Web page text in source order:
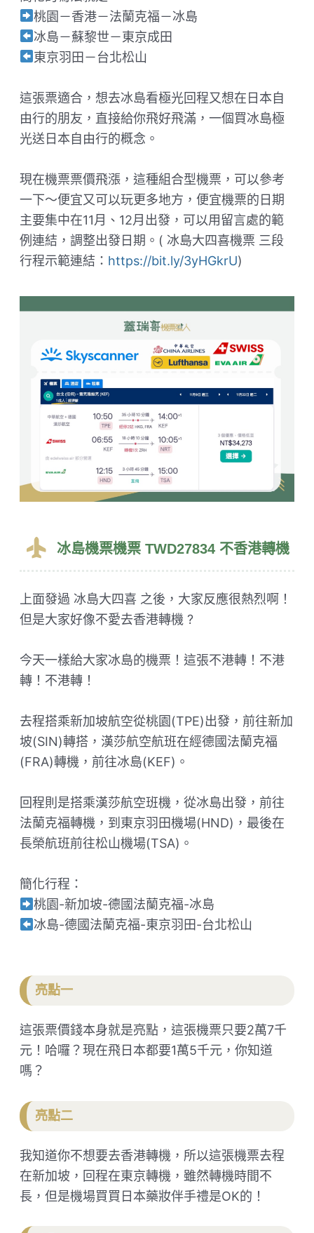
桃園－香港－法蘭克福－冰島
冰島－蘇黎世－東京成田
東京羽田－台北松山
這張票適合，想去冰島看極光回程又想在日本自
由行的朋友，直接給你飛好飛滿，一個買冰島極
光送日本自由行的概念。
現在機票票價飛漲，這種組合型機票，可以參考
一下～便宜又可以玩更多地方，便宜機票的日期
主要集中在11月、12月出發，可以用留言處的範
例連結，調整出發日期。( 冰島大四喜機票 三段
行程示範連結： https://bit.ly/3yHGkrU)
冰島機票機票 TWD27834 不香港轉機
​上面發過 冰島大四喜 之後，大家反應很熱烈啊！
但是大家好像不愛去香港轉機 ?
今天一樣給大家冰島的機票！這張不港轉！不港
轉！不港轉！
去程搭乘新加坡航空從桃園(TPE)出發，前往新加
坡(SIN)轉搭，漢莎航空航班在經德國法蘭克福
(FRA)轉機，前往冰島(KEF)。
回程則是搭乘漢莎航空班機，從冰島出發，前往
法蘭克福轉機，到東京羽田機場(HND)，最後在
長榮航班前往松山機場(TSA)。
簡化行程：
桃園-新加坡-德國法蘭克福-冰島
冰島-德國法蘭克福-東京羽田-台北松山
亮點一
這張票價錢本身就是亮點，這張機票只要2萬7千
元！哈囉？現在飛日本都要1萬5千元，你知道
嗎？
​亮點二
我知道你不想要去香港轉機，所以這張機票去程
在新加坡，回程在東京轉機，雖然轉機時間不
長，但是機場買買日本藥妝伴手禮是OK的！